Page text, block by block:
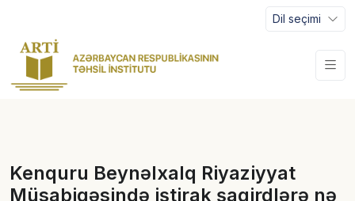
Dil seçimi
Kenquru Beynəlxalq Riyaziyyat
Müsabiqəsində iştirak şagirdlərə nə